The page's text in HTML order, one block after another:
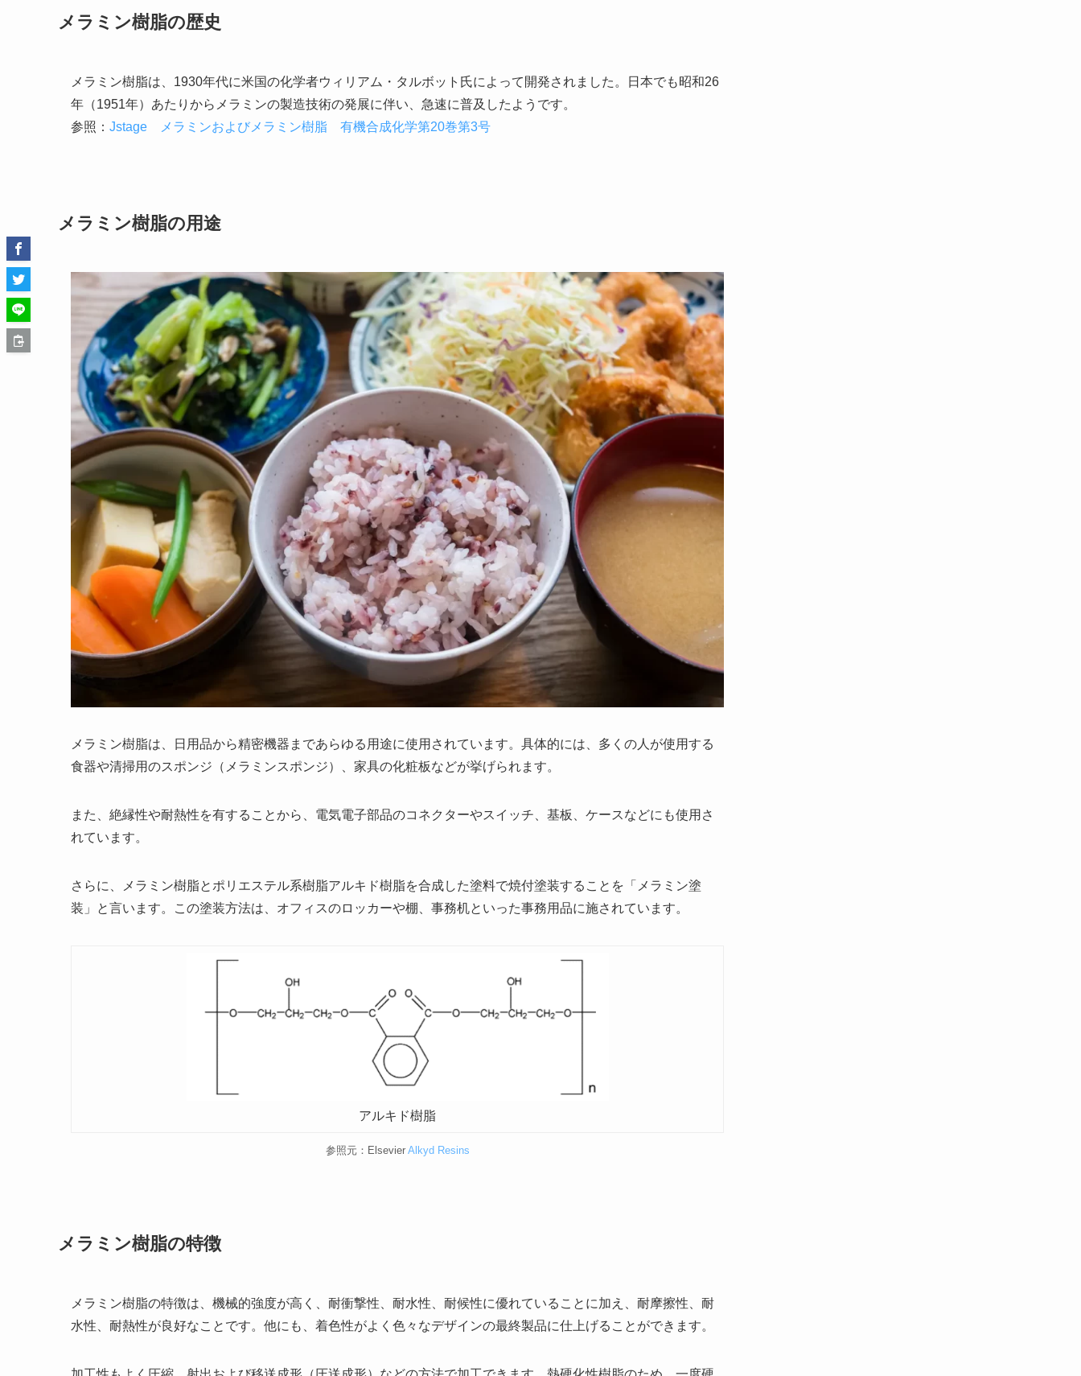
メラミン樹脂の歴史
メラミン樹脂は、1930年代に米国の化学者ウィリアム・タルボット氏によって開発されました。日本でも昭和26
年（1951年）あたりからメラミンの製造技術の発展に伴い、急速に普及したようです。
参照： Jstage メラミンおよびメラミン樹脂 有機合成化学第20巻第3号
メラミン樹脂の用途
メラミン樹脂は、日用品から精密機器まであらゆる用途に使用されています。具体的には、多くの人が使用する
食器や清掃用のスポンジ（メラミンスポンジ）、家具の化粧板などが挙げられます。
また、絶縁性や耐熱性を有することから、電気電子部品のコネクターやスイッチ、基板、ケースなどにも使用さ
れています。
さらに、メラミン樹脂とポリエステル系樹脂アルキド樹脂を合成した塗料で焼付塗装することを「メラミン塗
装」と言います。この塗装方法は、オフィスのロッカーや棚、事務机といった事務用品に施されています。
アルキド樹脂
参照元：Elsevier Alkyd Resins
メラミン樹脂の特徴
メラミン樹脂の特徴は、機械的強度が高く、耐衝撃性、耐水性、耐候性に優れていることに加え、耐摩擦性、耐
水性、耐熱性が良好なことです。他にも、着色性がよく色々なデザインの最終製品に仕上げることができます。